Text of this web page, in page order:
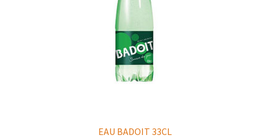
EAU BADOIT 33CL